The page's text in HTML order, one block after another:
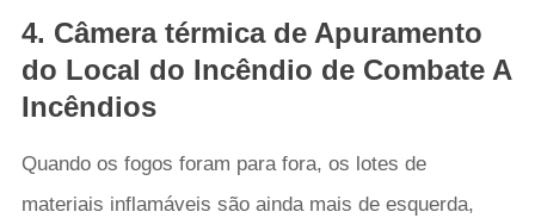
4. Câmera térmica de Apuramento
do Local do Incêndio de Combate A
Incêndios
Quando os fogos foram para fora, os lotes de
materiais inflamáveis são ainda mais de esquerda,